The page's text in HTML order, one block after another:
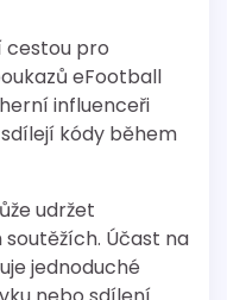
cestou pro
eFootball
influenceři
kódy během
udržet
Účast na
jednoduché